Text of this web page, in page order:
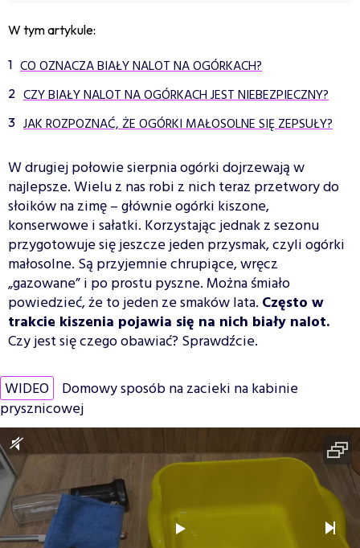
W tym artykule:
CO OZNACZA BIAŁY NALOT NA OGÓRKACH?
CZY BIAŁY NALOT NA OGÓRKACH JEST NIEBEZPIECZNY?
JAK ROZPOZNAĆ, ŻE OGÓRKI MAŁOSOLNE SIĘ ZEPSUŁY?
W drugiej połowie sierpnia ogórki dojrzewają w
najlepsze. Wielu z nas robi z nich teraz przetwory do
słoików na zimę – głównie ogórki kiszone,
konserwowe i sałatki. Korzystając jednak z sezonu
przygotowuje się jeszcze jeden przysmak, czyli ogórki
małosolne. Są przyjemnie chrupiące, wręcz
„gazowane” i po prostu pyszne. Można śmiało
powiedzieć, że to jeden ze smaków lata. Często w
trakcie kiszenia pojawia się na nich biały nalot.
Czy jest się czego obawiać? Sprawdźcie.
WIDEO Domowy sposób na zacieki na kabinie
prysznicowej